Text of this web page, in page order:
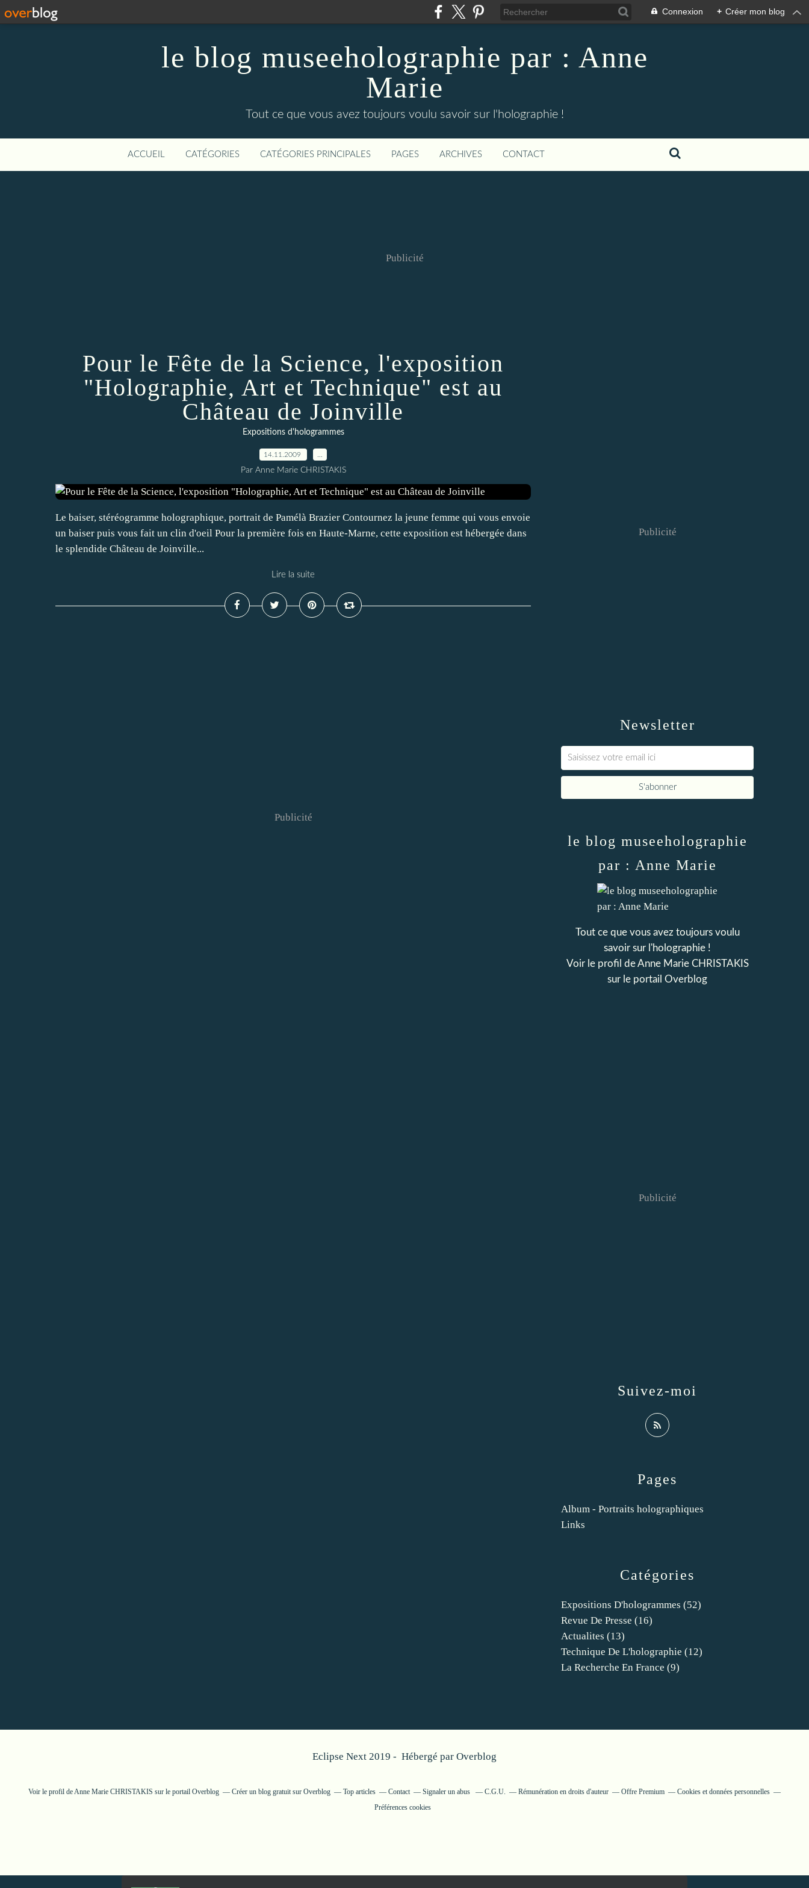
Connexion + Créer mon blog
le blog museeholographie par : Anne
Marie
Tout ce que vous avez toujours voulu savoir sur l'holographie !
ACCUEIL CATÉGORIES CATÉGORIES PRINCIPALES PAGES ARCHIVES CONTACT
Publicité
Pour le Fête de la Science, l'exposition
"Holographie, Art et Technique" est au
Château de Joinville
Expositions d'hologrammes
14.11.2009
Par Anne Marie CHRISTAKIS
Le baiser, stéréogramme holographique, portrait de Pamélà Brazier Contournez la jeune femme qui vous envoie
un baiser puis vous fait un clin d'oeil Pour la première fois en Haute-Marne, cette exposition est hébergée dans
le splendide Château de Joinville...
Lire la suite
Publicité
Newsletter
Publicité
Catégories
Expositions D'hologrammes (52)
Revue De Presse (16)
Actualites (13)
Technique De L'holographie (12)
La Recherche En France (9)
Pages
Album - Portraits holographiques
Links
le blog museeholographie
par : Anne Marie
Tout ce que vous avez toujours voulu
savoir sur l'holographie !
Voir le profil deAnne Marie CHRISTAKIS
sur le portail Overblog
Suivez-moi
Publicité
Eclipse Next 2019 - Hébergé par Overblog
Voir le profil deAnne Marie CHRISTAKIS sur le portail Overblog Créer un blog gratuit sur Overblog Top articles Contact Signaler un abus C.G.U. Rémunération en droits d'auteur Offre Premium
Cookies et données personnelles
Préférences cookies